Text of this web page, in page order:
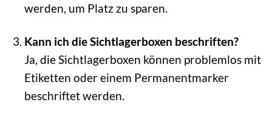
werden, um Platz zu sparen.
Kann ich die Sichtlagerboxen beschriften?
Ja, die Sichtlagerboxen können problemlos mit
Etiketten oder einem Permanentmarker
beschriftet werden.